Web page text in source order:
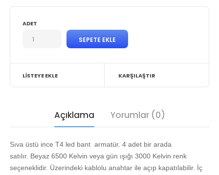
ADET
LISTEYE EKLE KARŞILAŞTIR
Açıklama Yorumlar (0)
Sıva üstü ince T4 led bant armatür. 4 adet bir arada
satılır. Beyaz 6500 Kelvin veya gün ışığı 3000 Kelvin renk
seçeneklidir. Üzerindeki kablolu anahtar ile açıp kapatılabilir. İç